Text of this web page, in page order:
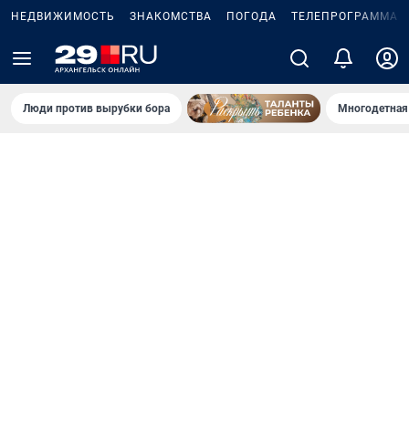
НЕДВИЖИМОСТЬ ЗНАКОМСТВА ПОГОДА ТЕЛЕПРОГРАММА
Люди против вырубки бора